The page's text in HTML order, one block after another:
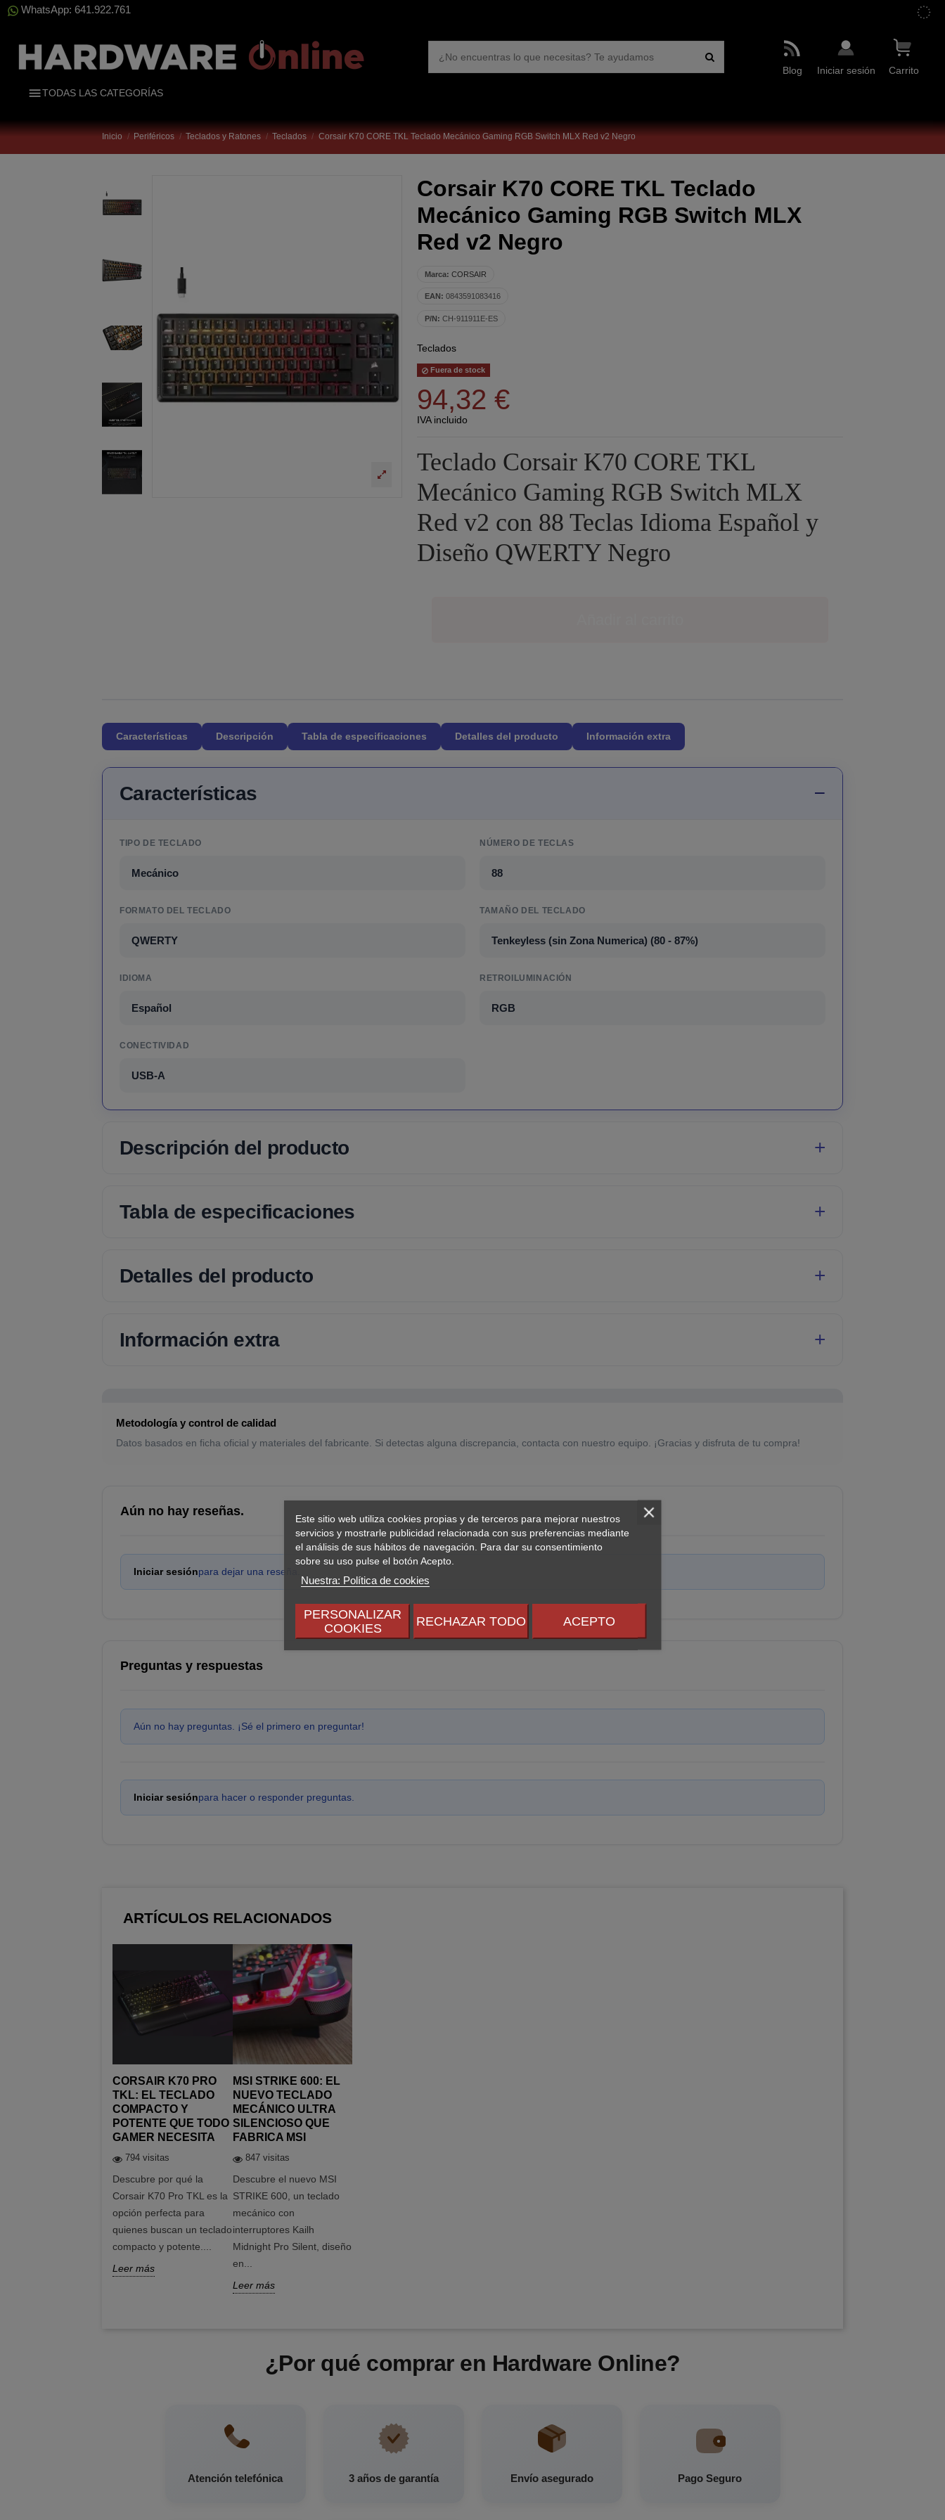
WhatsApp: 641.922.761
Blog Iniciar sesión Carrito
Este sitio web utiliza cookies propias y de terceros para mejorar nuestros
servicios y mostrarle publicidad relacionada con sus preferencias mediante
el análisis de sus hábitos de navegación. Para dar su consentimiento
sobre su uso pulse el botón Acepto.
Nuestra: Política de cookies
PERSONALIZAR
COOKIES
RECHAZAR TODO ACEPTO
TODAS LAS CATEGORÍAS
Inicio Periféricos Teclados y Ratones Teclados Corsair K70 CORE TKL Teclado Mecánico Gaming RGB Switch MLX Red v2 Negro
Corsair K70 CORE TKL Teclado
Mecánico Gaming RGB Switch MLX
Red v2 Negro
Marca: CORSAIR
EAN: 0843591083416
P/N: CH-911911E-ES
Teclados
Fuera de stock
94,32 €
IVA incluido
Teclado Corsair K70 CORE TKL
Mecánico Gaming RGB Switch MLX
Red v2 con 88 Teclas Idioma Español y
Diseño QWERTY Negro
Características Descripción Tabla de especificaciones Detalles del producto Información extra
Características
TIPO DE TECLADO
Mecánico
NÚMERO DE TECLAS
88
FORMATO DEL TECLADO
QWERTY
TAMAÑO DEL TECLADO
Tenkeyless (sin Zona Numerica) (80 - 87%)
IDIOMA
Español
RETROILUMINACIÓN
RGB
CONECTIVIDAD
USB-A
Descripción del producto
Tabla de especificaciones
Detalles del producto
Información extra
Metodología y control de calidad
Datos basados en ficha oficial y materiales del fabricante. Si detectas alguna discrepancia, contacta con nuestro equipo. ¡Gracias y disfruta de tu compra!
Aún no hay reseñas.
Iniciar sesiónpara dejar una reseña.
Preguntas y respuestas
Aún no hay preguntas. ¡Sé el primero en preguntar!
Iniciar sesiónpara hacer o responder preguntas.
ARTÍCULOS RELACIONADOS
CORSAIR K70 PRO
TKL: EL TECLADO
COMPACTO Y
POTENTE QUE TODO
GAMER NECESITA
794 visitas
Descubre por qué la
Corsair K70 Pro TKL es la
opción perfecta para
quienes buscan un teclado
compacto y potente....
Leer más
MSI STRIKE 600: EL
NUEVO TECLADO
MECÁNICO ULTRA
SILENCIOSO QUE
FABRICA MSI
847 visitas
Descubre el nuevo MSI
STRIKE 600, un teclado
mecánico con
interruptores Kailh
Midnight Pro Silent, diseño
en...
Leer más
¿Por qué comprar en Hardware Online?
Atención telefónica 3 años de garantía Envío asegurado Pago Seguro